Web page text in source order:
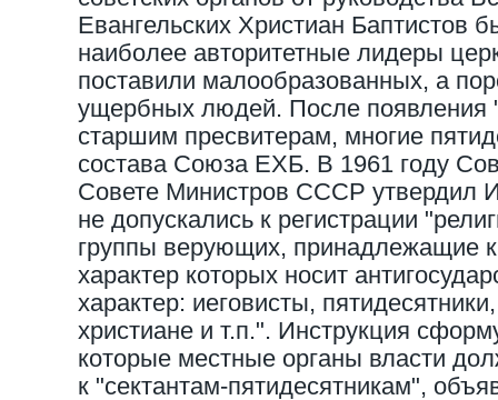
Евангельских Христиан Баптистов
наиболее авторитетные лидеры
поставили малообразованных, а
ущербных людей. После появления
старшим пресвитерам, многие
состава Союза ЕХБ. В 1961 году
Совете Министров СССР утвердил
не допускались к регистрации
группы верующих, принадлежащие
характер которых носит
характер: иеговисты,
христиане и т.п.". Инструкция
которые местные органы власти
к "сектантам-пятидесятникам",